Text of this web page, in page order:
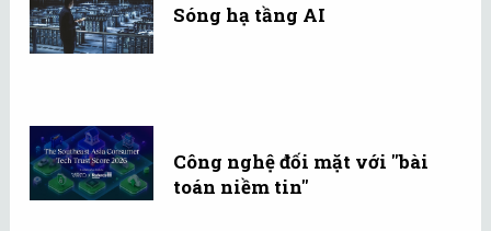
Sóng hạ tầng AI
Công nghệ đối mặt với "bài
toán niềm tin"